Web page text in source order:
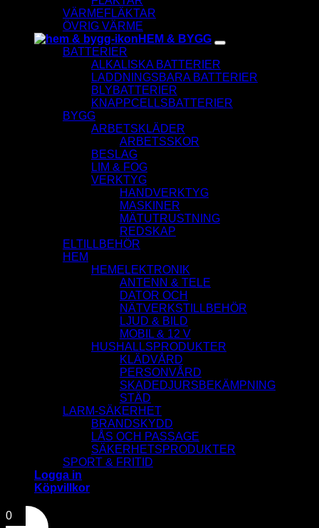
VÄRMEFLÄKTAR
ÖVRIG VÄRME
HEM & BYGG
BATTERIER
ALKALISKA BATTERIER
LADDNINGSBARA BATTERIER
BLYBATTERIER
KNAPPCELLSBATTERIER
BYGG
ARBETSKLÄDER
ARBETSSKOR
BESLAG
LIM & FOG
VERKTYG
HANDVERKTYG
MASKINER
MÄTUTRUSTNING
REDSKAP
ELTILLBEHÖR
HEM
HEMELEKTRONIK
ANTENN & TELE
DATOR OCH
NÄTVERKSTILLBEHÖR
LJUD & BILD
MOBIL & 12 V
HUSHALLSPRODUKTER
KLÄDVÅRD
PERSONVÅRD
SKADEDJURSBEKÄMPNING
STÄD
LARM-SÄKERHET
BRANDSKYDD
LÅS OCH PASSAGE
SÄKERHETSPRODUKTER
SPORT & FRITID
Logga in
Köpvillkor
0